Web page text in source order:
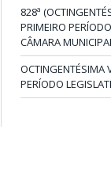
828ª
PRIMEIRO
CÂMARA
OCTINGENTÉSIMA
PERÍODO